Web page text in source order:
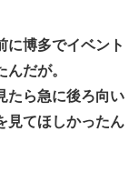
に博多でイベント
だが。
たら急に後ろ向い
見てほしかったん